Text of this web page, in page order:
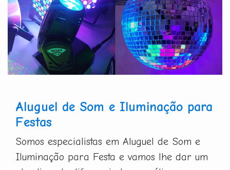
Aluguel de Som e Iluminação para
Festas
Somos especialistas em Aluguel de Som e
Iluminação para Festa e vamos lhe dar um